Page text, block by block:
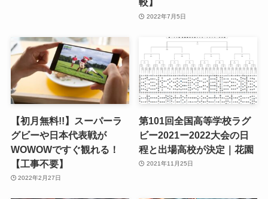
2022年7月5日
【初月無料!!】スーパーラ
グビーや日本代表戦が
WOWOWですぐ観れる！
【工事不要】
2022年2月27日
第101回全国高等学校ラグ
ビー2021ー2022大会の日
程と出場高校が決定｜花園
2021年11月25日